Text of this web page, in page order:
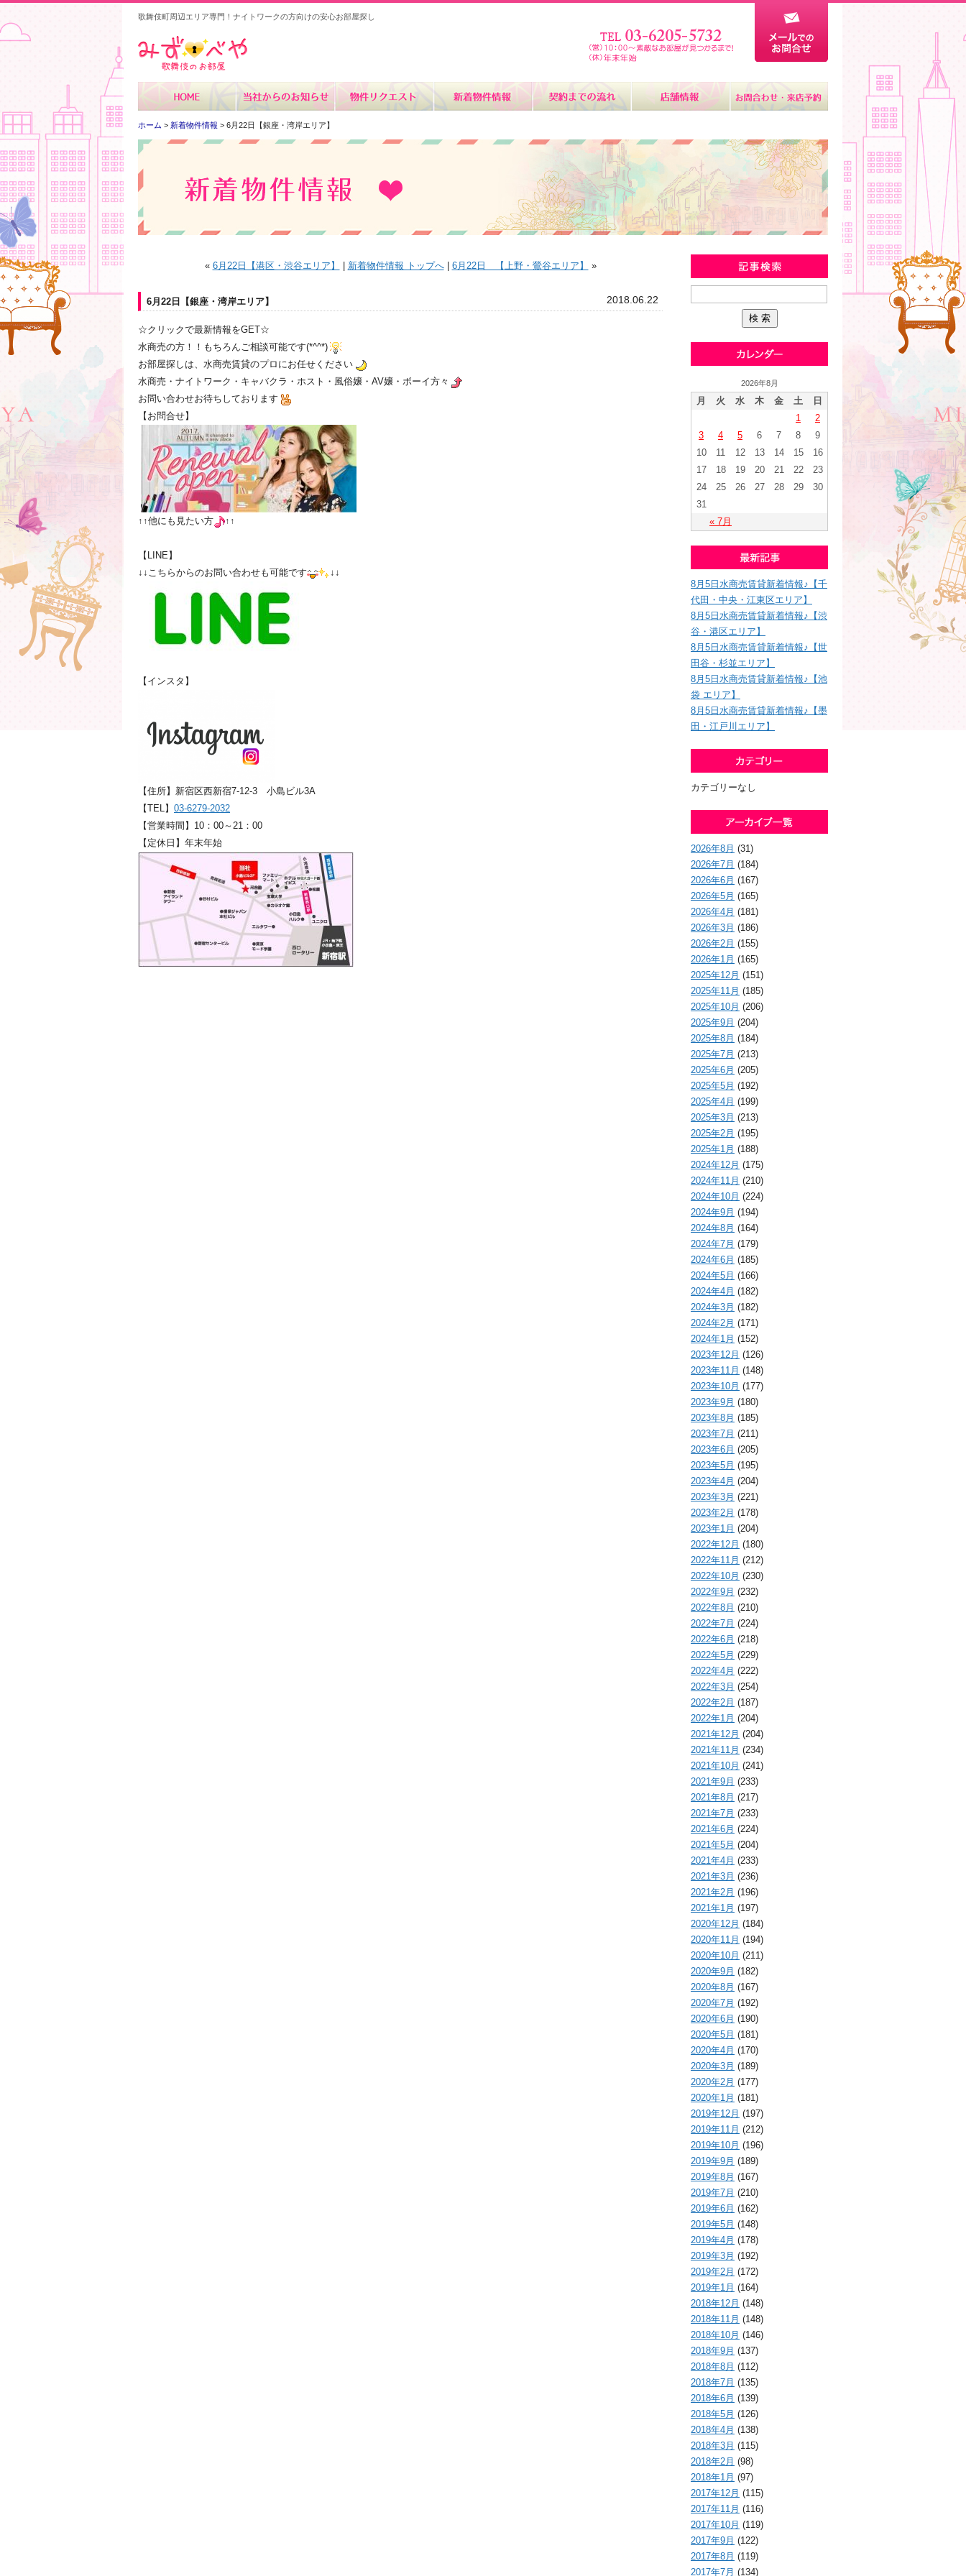
歌舞伎町周辺エリア専門！ナイトワークの方向けの安心お部屋探し
ホーム > 新着物件情報 > 6月22日【銀座・湾岸エリア】
新着物件情報
« 6月22日【港区・渋谷エリア】 新着物件情報 トップへ| 6月22日 【上野・鶯谷エリア】 »
6月22日【銀座・湾岸エリア】 2018.06.22
☆クリックで最新情報をGET☆
水商売の方！！もちろんご相談可能です(*^^*)
お部屋探しは、水商売賃貸のプロにお任せください
水商売・ナイトワーク・キャバクラ・ホスト・風俗嬢・AV嬢・ボーイ方々
お問い合わせお待ちしております
【お問合せ】
↑↑他にも見たい方 ↑↑
【LINE】
↓↓こちらからのお問い合わせも可能です
↓↓
【インスタ】
【住所】新宿区西新宿7-12-3 小島ビル3A
【TEL】 03-6279-2032
【営業時間】10：00～21：00
【定休日】年末年始
2026年8月
月 火 水 木 金 土 日
« 7月
1
2
3
4 5 6 7 8
9
10
11 12 13 14 15
16
17
18 19 20 21 22
23
24
25 26 27 28 29
30
31
8月5日水商売賃貸新着情報♪【千
代田・中央・江東区エリア】
8月5日水商売賃貸新着情報♪【渋
谷・港区エリア】
8月5日水商売賃貸新着情報♪【世
田谷・杉並エリア】
8月5日水商売賃貸新着情報♪【池
袋 エリア】
8月5日水商売賃貸新着情報♪【墨
田・江戸川エリア】
カテゴリーなし
2026年8月 (31)
2026年7月 (184)
2026年6月 (167)
2026年5月 (165)
2026年4月 (181)
2026年3月 (186)
2026年2月 (155)
2026年1月 (165)
2025年12月 (151)
2025年11月 (185)
2025年10月 (206)
2025年9月 (204)
2025年8月 (184)
2025年7月 (213)
2025年6月 (205)
2025年5月 (192)
2025年4月 (199)
2025年3月 (213)
2025年2月 (195)
2025年1月 (188)
2024年12月 (175)
2024年11月 (210)
2024年10月 (224)
2024年9月 (194)
2024年8月 (164)
2024年7月 (179)
2024年6月 (185)
2024年5月 (166)
2024年4月 (182)
2024年3月 (182)
2024年2月 (171)
2024年1月 (152)
2023年12月 (126)
2023年11月 (148)
2023年10月 (177)
2023年9月 (180)
2023年8月 (185)
2023年7月 (211)
2023年6月 (205)
2023年5月 (195)
2023年4月 (204)
2023年3月 (221)
2023年2月 (178)
2023年1月 (204)
2022年12月 (180)
2022年11月 (212)
2022年10月 (230)
2022年9月 (232)
2022年8月 (210)
2022年7月 (224)
2022年6月 (218)
2022年5月 (229)
2022年4月 (222)
2022年3月 (254)
2022年2月 (187)
2022年1月 (204)
2021年12月 (204)
2021年11月 (234)
2021年10月 (241)
2021年9月 (233)
2021年8月 (217)
2021年7月 (233)
2021年6月 (224)
2021年5月 (204)
2021年4月 (233)
2021年3月 (236)
2021年2月 (196)
2021年1月 (197)
2020年12月 (184)
2020年11月 (194)
2020年10月 (211)
2020年9月 (182)
2020年8月 (167)
2020年7月 (192)
2020年6月 (190)
2020年5月 (181)
2020年4月 (170)
2020年3月 (189)
2020年2月 (177)
2020年1月 (181)
2019年12月 (197)
2019年11月 (212)
2019年10月 (196)
2019年9月 (189)
2019年8月 (167)
2019年7月 (210)
2019年6月 (162)
2019年5月 (148)
2019年4月 (178)
2019年3月 (192)
2019年2月 (172)
2019年1月 (164)
2018年12月 (148)
2018年11月 (148)
2018年10月 (146)
2018年9月 (137)
2018年8月 (112)
2018年7月 (135)
2018年6月 (139)
2018年5月 (126)
2018年4月 (138)
2018年3月 (115)
2018年2月 (98)
2018年1月 (97)
2017年12月 (115)
2017年11月 (116)
2017年10月 (119)
2017年9月 (122)
2017年8月 (119)
2017年7月 (134)